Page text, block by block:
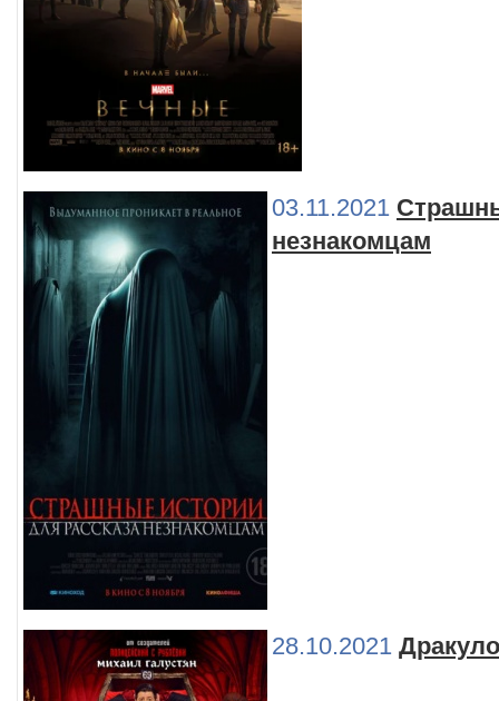
03.11.2021
незнакомцам
28.10.2021